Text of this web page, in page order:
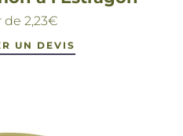
de 2,23€
UN DEVIS